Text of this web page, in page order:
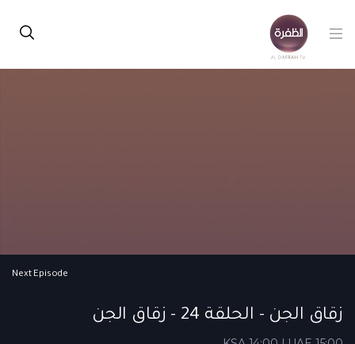
Next Episode
زقاق الجن - الحلقة 24 - زقاق الجن